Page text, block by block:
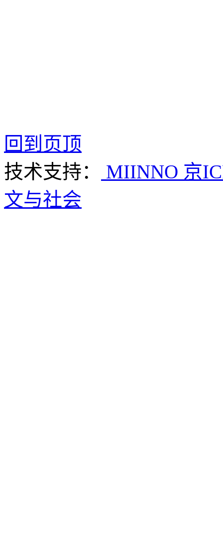
回到页顶
技术支持：
MIINNO 京
文与社会